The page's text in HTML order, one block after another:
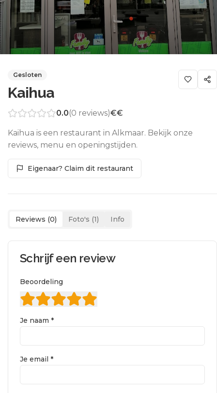
Gesloten
Kaihua
0.0(0 reviews)€€
Kaihua is een restaurant in Alkmaar. Bekijk onze
reviews, menu en openingstijden.
Eigenaar? Claim dit restaurant
Reviews (0) Foto's (1) Info
Schrijf een review
Beoordeling
Je naam *
Je email *